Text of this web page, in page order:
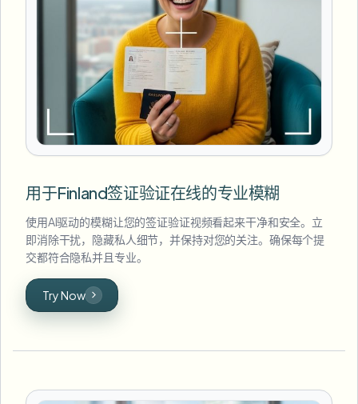
用于Finland签证验证在线的专业模糊
使用AI驱动的模糊让您的签证验证视频看起来干净和安全。立
即消除干扰，隐藏私人细节，并保持对您的关注。确保每个提
交都符合隐私并且专业。
Try Now